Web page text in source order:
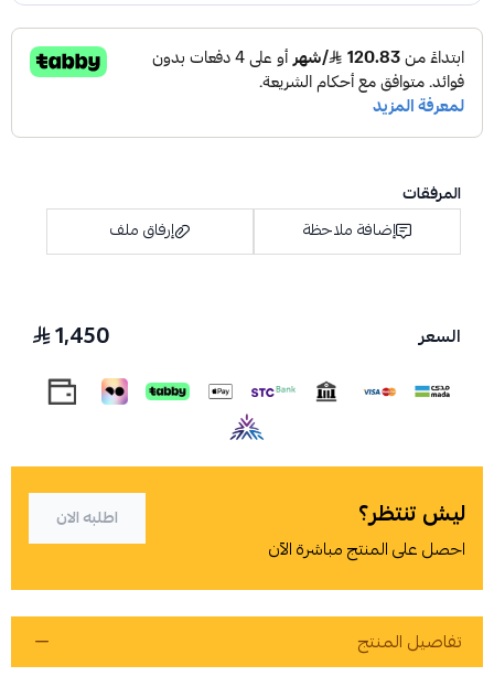
المرفقات
إضافة ملاحظة
إرفاق ملف
السعر 1,450
ليش تنتظر؟
احصل على المنتج مباشرة الآن
اطلبه الان
تفاصيل المنتج